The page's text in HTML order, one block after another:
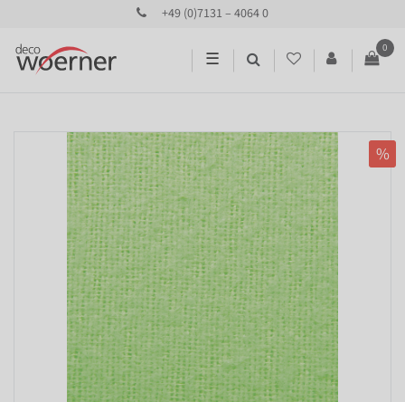
+49 (0)7131 – 4064 0
☰
0
%